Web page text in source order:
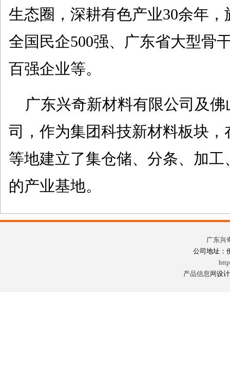
生态圈，深耕有色产业30余年
全国民企500强、广东省大型骨
百强企业等。
广东兴奇新材料有限公司及
司，作为集团科技新材料板块
等地建立了集仓储、分条、加
的产业基地。
广东兴
公司地址：
产品信息网 设